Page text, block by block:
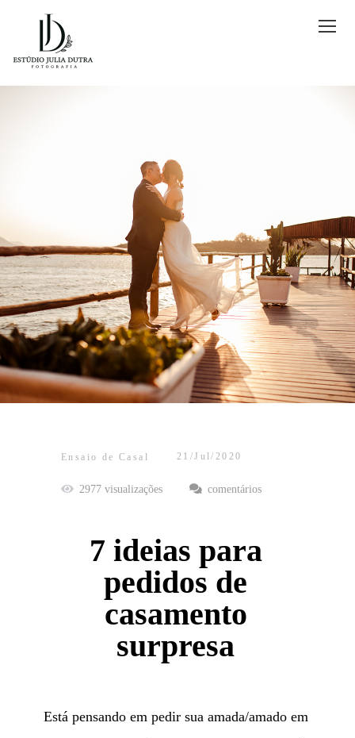
Ensaio de Casal 21/Jul/2020
7 ideias para
pedidos de
casamento
surpresa
2977visualizações comentários
Está pensando em pedir sua amada/amado em